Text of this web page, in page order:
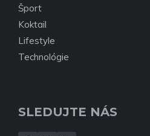
Šport
Koktail
Lifestyle
Technológie
SLEDUJTE NÁS